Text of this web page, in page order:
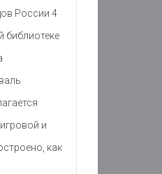
России 4
библиотеке
и
как